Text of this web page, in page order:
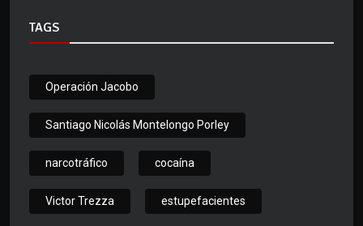
TAGS
Operación Jacobo
Santiago Nicolás Montelongo Porley
narcotráfico cocaína
Victor Trezza estupefacientes